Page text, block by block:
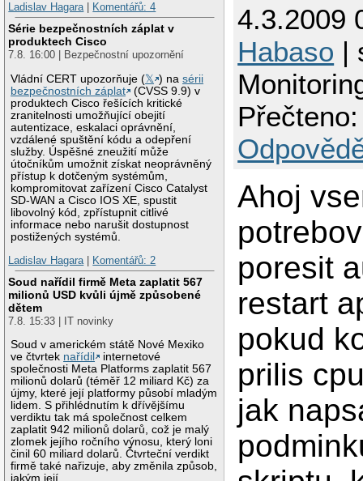
Ladislav Hagara| Komentářů: 4
Série bezpečnostních záplat v
produktech Cisco
7.8. 16:00 | Bezpečnostní upozornění
Vládní CERT upozorňuje (𝕏 ) nasérii
bezpečnostních záplat
(CVSS 9.9) v
produktech Cisco řešících kritické
zranitelnosti umožňující obejití
autentizace, eskalaci oprávnění,
vzdálené spuštění kódu a odepření
služby. Úspěšné zneužití může
útočníkům umožnit získat neoprávněný
přístup k dotčeným systémům,
kompromitovat zařízení Cisco Catalyst
SD-WAN a Cisco IOS XE, spustit
libovolný kód, zpřístupnit citlivé
informace nebo narušit dostupnost
postižených systémů.
Ladislav Hagara| Komentářů: 2
Soud nařídil firmě Meta zaplatit 567
milionů USD kvůli újmě způsobené
dětem
7.8. 15:33 | IT novinky
Soud v americkém státě Nové Mexiko
ve čtvrtek nařídil
internetové
společnosti Meta Platforms zaplatit 567
milionů dolarů (téměř 12 miliard Kč) za
újmy, které její platformy působí mladým
lidem. S přihlédnutím k dřívějšímu
verdiktu tak má společnost celkem
zaplatit 942 milionů dolarů, což je malý
zlomek jejího ročního výnosu, který loni
činil 60 miliard dolarů. Čtvrteční verdikt
firmě také nařizuje, aby změnila způsob,
jakým její
4.3.2009
Habaso |
Ahoj
poresit
restart
pokud
prilis
jak